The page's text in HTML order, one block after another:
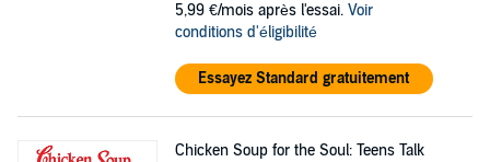
5,99 €/mois après l'essai. Voir
conditions d'éligibilité
Essayez Standard gratuitement
Chicken Soup for the Soul: Teens Talk